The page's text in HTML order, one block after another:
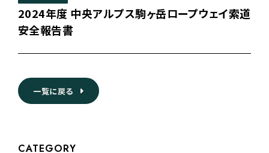
2024年度 中央アルプス駒ヶ岳ロープウェイ索道
安全報告書
一覧に戻る
CATEGORY